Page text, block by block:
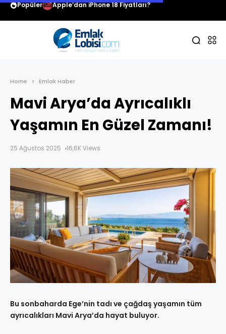
Popüler Apple’dan iPhone 18 Fiyatları?
Home Emlak Haber
Mavi Arya’da Ayrıcalıklı
Yaşamın En Güzel Zamanı!
25 Ağustos 2025 16,6K Views
Bu sonbaharda Ege’nin tadı ve çağdaş yaşamın tüm
ayrıcalıkları Mavi Arya’da hayat buluyor.